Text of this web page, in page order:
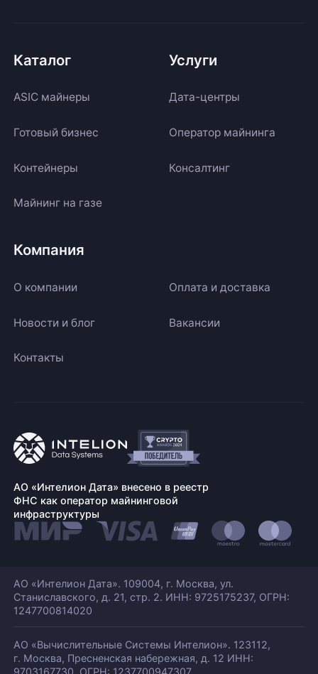
Каталог
ASIC майнеры
Готовый бизнес
Контейнеры
Майнинг на газе
Услуги
Дата-центры
Оператор майнинга
Консалтинг
Компания
О компании Оплата и доставка
Новости и блог Вакансии
Контакты
АО «Интелион Дата» внесено в реестр
ФНС как оператор майнинговой
инфраструктуры
АО «Интелион Дата». 109004, г. Москва, ул.
Станиславского, д. 21, стр. 2. ИНН: 9725175237, ОГРН:
1247700814020
АО «Вычислительные Системы Интелион». 123112,
г. Москва, Пресненская набережная, д. 12 ИНН:
9703167730, ОГРН: 1237700947307